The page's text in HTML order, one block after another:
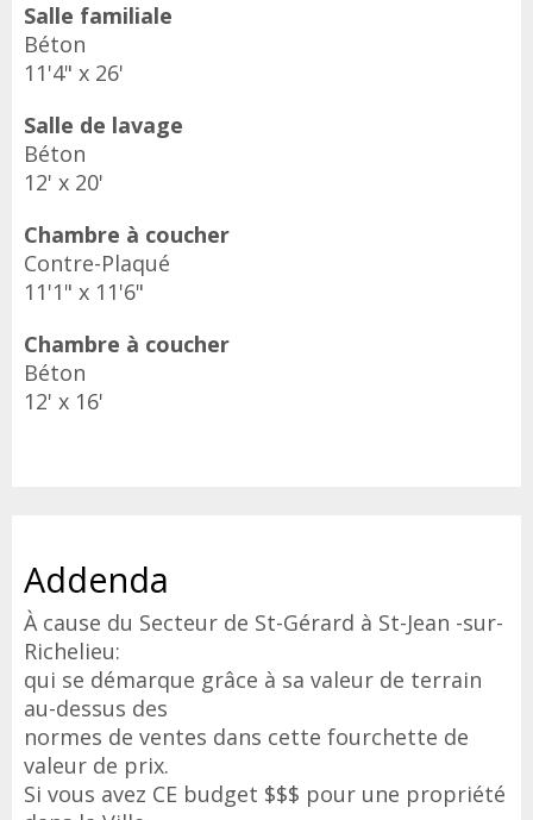
Salle familiale
Béton
11'4" x 26'
Salle de lavage
Béton
12' x 20'
Chambre à coucher
Contre-Plaqué
11'1" x 11'6"
Chambre à coucher
Béton
12' x 16'
Addenda
À cause du Secteur de St-Gérard à St-Jean -sur-
Richelieu:
qui se démarque grâce à sa valeur de terrain
au-dessus des
normes de ventes dans cette fourchette de
valeur de prix.
Si vous avez CE budget $$$ pour une propriété